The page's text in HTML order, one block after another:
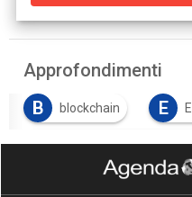
Approfondimenti
B
blockchain E
F Facility Management
intelligenza artificiale